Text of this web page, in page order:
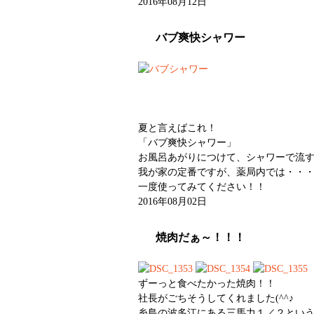
バブ爽快シャワー
夏と言えばこれ！
「バブ爽快シャワー」
お風呂あがりにつけて、シャワーで流
我が家の定番ですが、薬局内では・・・
一度使ってみてください！！
2016年08月02日
焼肉だぁ～！！！
ずーっと食べたかった焼肉！！
社長がごちそうしてくれました(^^♪